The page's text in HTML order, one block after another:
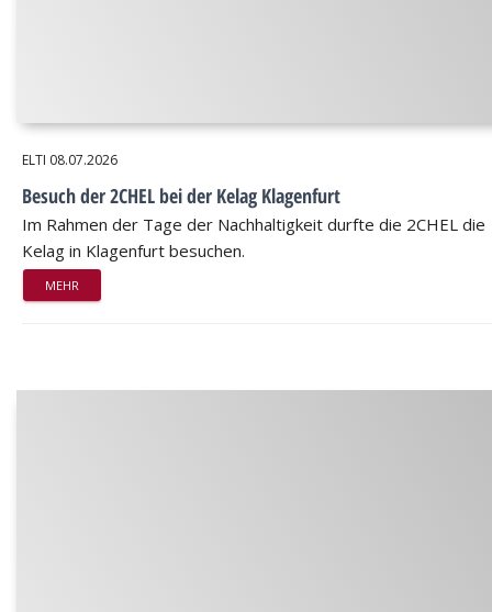
ELTI 08.07.2026
Besuch der 2CHEL bei der Kelag Klagenfurt
Im Rahmen der Tage der Nachhaltigkeit durfte die 2CHEL die
Kelag in Klagenfurt besuchen.
MEHR